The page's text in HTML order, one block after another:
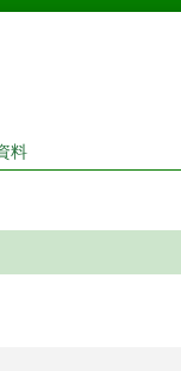
検索・予約システム
料